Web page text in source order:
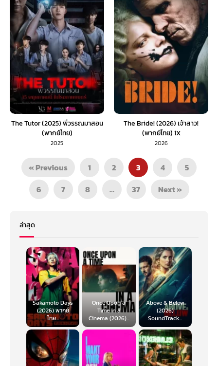
The Tutor (2025) พี่วรรณมาสอน
(พากย์ไทย)
2025
The Bride! (2026) เจ้าสาว!
(พากย์ไทย) 1X
2026
« Previous 1 2 3 4
5
6
7 8 … 37 Next »
ล่าสุด
Sakamoto Days
(2026) พากย์
ไทย...
Once Upon a
Time in a
Cinema (2026)...
Above & Below
(2026)
SoundTrack...